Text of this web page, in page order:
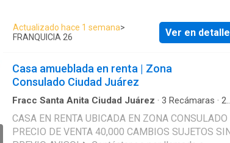
Actualizado hace 1 semana>
FRANQUICIA 26
Ver en detalle
Casa amueblada en renta | Zona
Consulado Ciudad Juárez
Fracc Santa Anita Ciudad Juárez · 3 Recámaras · 2
vigilancia·Cocina equipada· Cocina integral·
Electricidad·Estacionamiento·Gas natural·Jardín ·
CASA EN RENTA UBICADA EN ZONA CONSULADO
PRECIO DE VENTA 40,000 CAMBIOS SUJETOS SIN